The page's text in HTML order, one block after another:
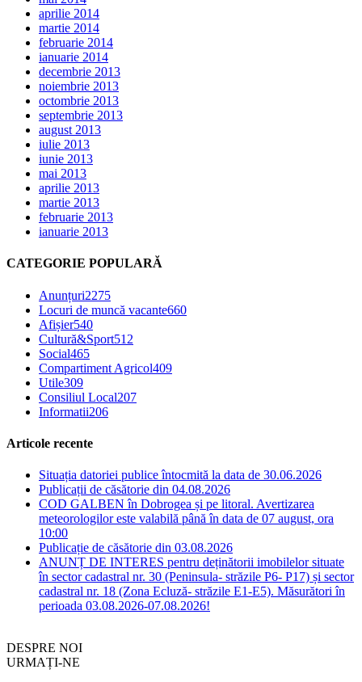
aprilie 2014
martie 2014
februarie 2014
ianuarie 2014
decembrie 2013
noiembrie 2013
octombrie 2013
septembrie 2013
august 2013
iulie 2013
iunie 2013
mai 2013
aprilie 2013
martie 2013
februarie 2013
ianuarie 2013
CATEGORIE POPULARĂ
Anunțuri2275
Locuri de muncă vacante660
Afișier540
Cultură&Sport512
Social465
Compartiment Agricol409
Utile309
Consiliul Local207
Informatii206
Articole recente
Situația datoriei publice întocmită la data de 30.06.2026
Publicații de căsătorie din 04.08.2026
COD GALBEN în Dobrogea și pe litoral. Avertizarea
meteorologilor este valabilă până în data de 07 august, ora
10:00
Publicație de căsătorie din 03.08.2026
ANUNȚ DE INTERES pentru deținătorii imobilelor situate
în sector cadastral nr. 30 (Peninsula- străzile P6- P17) și sector
cadastral nr. 18 (Zona Ecluză- străzile E1-E5). Măsurători în
perioada 03.08.2026-07.08.2026!
DESPRE NOI
URMAȚI-NE